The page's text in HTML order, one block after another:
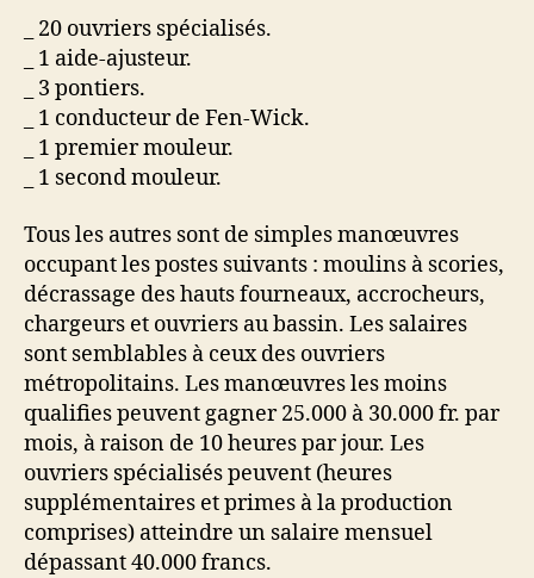
_ 20 ouvriers spécialisés.
_ 1 aide-ajusteur.
_ 3 pontiers.
_ 1 conducteur de Fen-Wick.
_ 1 premier mouleur.
_ 1 second mouleur.
Tous les autres sont de simples manœuvres
occupant les postes suivants : moulins à scories,
décrassage des hauts fourneaux, accrocheurs,
chargeurs et ouvriers au bassin. Les salaires
sont semblables à ceux des ouvriers
métropolitains. Les manœuvres les moins
qualifies peuvent gagner 25.000 à 30.000 fr. par
mois, à raison de 10 heures par jour. Les
ouvriers spécialisés peuvent (heures
supplémentaires et primes à la production
comprises) atteindre un salaire mensuel
dépassant 40.000 francs.